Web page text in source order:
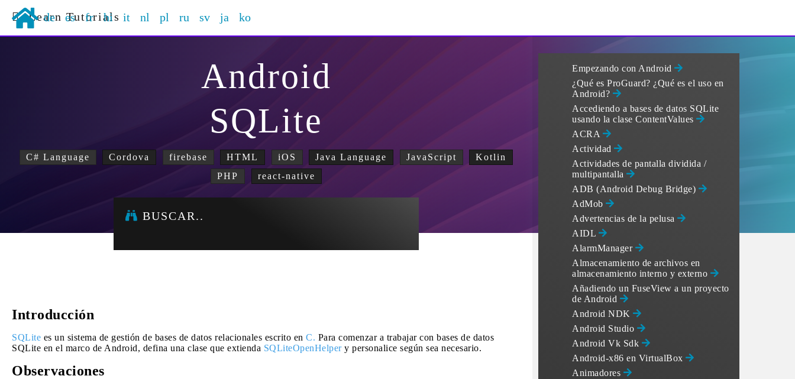
Learn Tutorials
de es fr hi it nl pl ru sv ja ko
Android
SQLite
C# Language Cordova firebase HTML iOS Java Language JavaScript
Kotlin
PHP
react-native
BUSCAR..
Introducción
SQLite es un sistema de gestión de bases de datos relacionales escrito en C. Para comenzar a trabajar con bases de datos
SQLite en el marco de Android, defina una clase que extienda SQLiteOpenHelpery personalice según sea necesario.
Observaciones
Empezando con Android
¿Qué es ProGuard? ¿Qué es el uso en
Android?
Accediendo a bases de datos SQLite
usando la clase ContentValues
ACRA
Actividad
Actividades de pantalla dividida /
multipantalla
ADB (Android Debug Bridge)
AdMob
Advertencias de la pelusa
AIDL
AlarmManager
Almacenamiento de archivos en
almacenamiento interno y externo
Añadiendo un FuseView a un proyecto
de Android
Android NDK
Android Studio
Android Vk Sdk
Android-x86 en VirtualBox
Animadores